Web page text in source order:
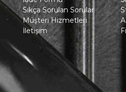
Sıkça Sorulan Sorular
Müşteri Hizmetleri
İletişim